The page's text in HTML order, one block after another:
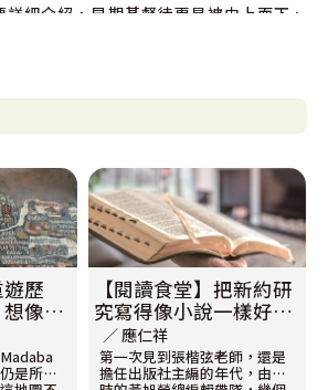
細介紹，早期基督徒更是被由上而下、
督事件」所塑造，甚至他們的「崛起方
世界上權力結構有所區別的另類社群。
與方式，也同樣衝擊了世界的價值觀，
去展現的，就是那從上而下的「基督事
有這種超越邊緣或壯大的表象，且帶著另
，才能算是「天國」在塵世間的開展，也
延伸。
遊歷
像未
是所知
【閱讀食堂】把新約研
究寫得像小說一樣好看
——淺談張楷弦老師
《天國崛起》裡的
「輕、快、準、顯、
∕ 應仁祥
第一次見到張楷弦老師，還是
擔任出版社主編的年代，由當